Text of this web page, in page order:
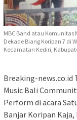
MBC Band atau Komunitas
Dekade Biang Koripan 7 di
Kecamatan Kediri,
Breaking-news.co.id
Music Bali
Perform di acara
Banjar Koripan